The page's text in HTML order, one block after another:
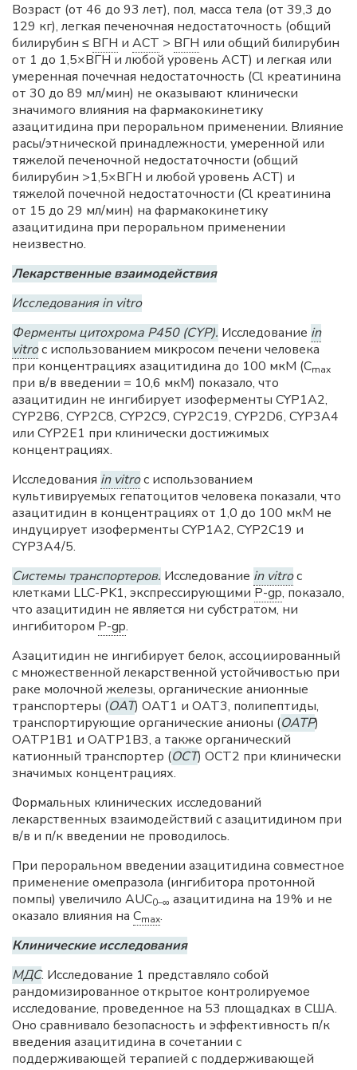
Возраст (от 46 до 93 лет), пол, масса тела (от 39,3 до
129 кг), легкая печеночная недостаточность (общий
билирубин ≤ ВГН и АСТ > ВГН или общий билирубин
от 1 до 1,5×ВГН и любой уровень АСТ) и легкая или
умеренная почечная недостаточность (Cl креатинина
от 30 до 89 мл/мин) не оказывают клинически
значимого влияния на фармакокинетику
азацитидина при пероральном применении. Влияние
расы/этнической принадлежности, умеренной или
тяжелой печеночной недостаточности (общий
билирубин >1,5×ВГН и любой уровень АСТ) и
тяжелой почечной недостаточности (Cl креатинина
от 15 до 29 мл/мин) на фармакокинетику
азацитидина при пероральном применении
неизвестно.
Лекарственные взаимодействия
Исследования in vitro
Ферменты цитохрома P450 (CYP). Исследование in
vitroс использованием микросом печени человека
при концентрациях азацитидина до 100 мкМ (Cmax
при в/в введении = 10,6 мкМ) показало, что
азацитидин не ингибирует изоферменты CYP1A2,
CYP2B6, CYP2C8, CYP2C9, CYP2C19, CYP2D6, CYP3A4
или CYP2E1 при клинически достижимых
концентрациях.
Исследования in vitroс использованием
культивируемых гепатоцитов человека показали, что
азацитидин в концентрациях от 1,0 до 100 мкМ не
индуцирует изоферменты CYP1A2, CYP2C19 и
CYP3A4/5.
Системы транспортеров. Исследование in vitroс
клетками LLC-PK1, экспрессирующими P-gp, показало,
что азацитидин не является ни субстратом, ни
ингибитором P-gp.
Азацитидин не ингибирует белок, ассоциированный
с множественной лекарственной устойчивостью при
раке молочной железы, органические анионные
транспортеры (OAT) OAT1 и OAT3, полипептиды,
транспортирующие органические анионы (OATP)
OATP1B1 и OATP1B3, а также органический
катионный транспортер (OCT) OCT2 при клинически
значимых концентрациях.
Формальных клинических исследований
лекарственных взаимодействий с азацитидином при
в/в и п/к введении не проводилось.
При пероральном введении азацитидина совместное
применение омепразола (ингибитора протонной
помпы) увеличило AUC0–∞ азацитидина на 19% и не
оказало влияния на Cmax.
Клинические исследования
МДС. Исследование 1 представляло собой
рандомизированное открытое контролируемое
исследование, проведенное на 53 площадках в США.
Оно сравнивало безопасность и эффективность п/к
введения азацитидина в сочетании с
поддерживающей терапией с поддерживающей